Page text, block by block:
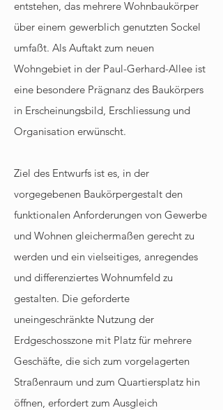
entstehen, das mehrere Wohnbaukörper
über einem gewerblich genutzten Sockel
umfaßt. Als Auftakt zum neuen
Wohngebiet in der Paul-Gerhard-Allee ist
eine besondere Prägnanz des Baukörpers
in Erscheinungsbild, Erschliessung und
Organisation erwünscht.
Ziel des Entwurfs ist es, in der
vorgegebenen Baukörpergestalt den
funktionalen Anforderungen von Gewerbe
und Wohnen gleichermaßen gerecht zu
werden und ein vielseitiges, anregendes
und differenziertes Wohnumfeld zu
gestalten. Die geforderte
uneingeschränkte Nutzung der
Erdgeschosszone mit Platz für mehrere
Geschäfte, die sich zum vorgelagerten
Straßenraum und zum Quartiersplatz hin
öffnen, erfordert zum Ausgleich